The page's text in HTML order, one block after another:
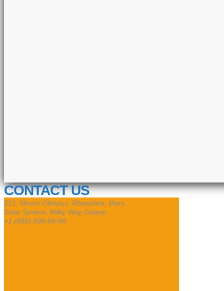
CONTACT US
221, Mount Olimpus, Rheasilvia, Mars,
Solar System, Milky Way Galaxy
+1 (999) 999-99-99